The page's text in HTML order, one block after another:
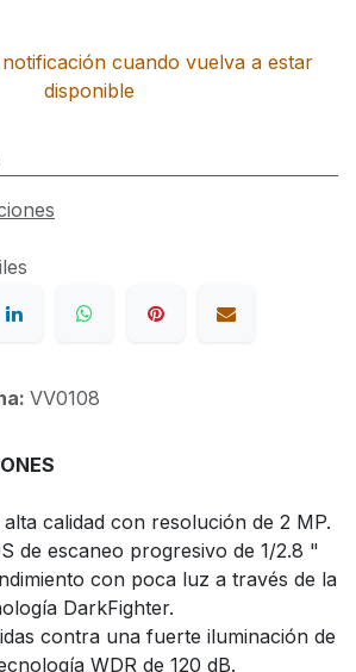
cuando vuelva a estar
disponible
VV0108
calidad con resolución de 2 MP.
de escaneo progresivo de 1/2.8 "
con poca luz a través de la
DarkFighter.
contra una fuerte iluminación de
WDR de 120 dB.